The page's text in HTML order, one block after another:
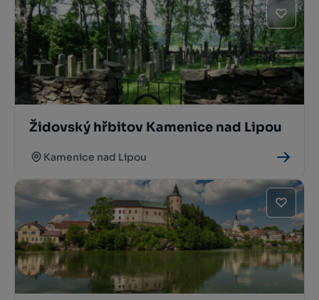
Židovský hřbitov Kamenice nad Lipou
Kamenice nad Lipou